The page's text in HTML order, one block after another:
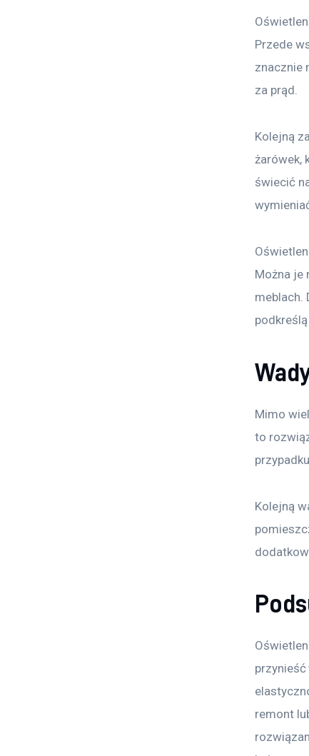
Przede
znacznie
za prąd.
Kolejną
żarówek,
świecić
Można je
meblach.
Mimo
to
Kolejną
remont